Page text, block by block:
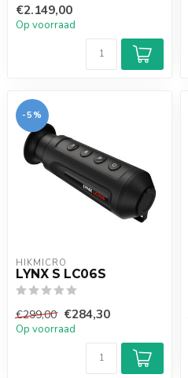
€2.149,00
Op voorraad
-5%
HIKMICRO
LYNX S LC06S
€299,00 €284,30
Op voorraad